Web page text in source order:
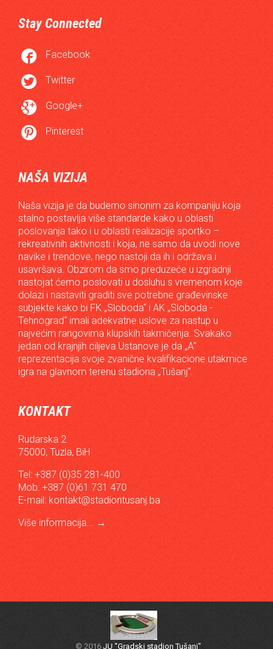
Stay Connected
 Facebook
 Twitter
 Google+
 Pinterest
NAŠA VIZIJA
Naša vizija je da budemo sinonim za kompaniju koja
stalno postavlja više standarde kako u oblasti
poslovanja tako i u oblasti realizacije sportko –
rekreativnih aktivnosti i koja, ne samo da uvodi nove
navike i trendove, nego nastoji da ih i održava i
usavršava. Obzirom da smo preduzeće u izgradnji
nastojat ćemo poslovati u dosluhu s vremenom koje
dolazi i nastaviti graditi sve potrebne građevinske
subjekte kako bi FK „Sloboda“ i AK „Sloboda -
Tehnograd“ imali adekvatne uslove za nastup u
najvećim rangovima klupskih takmičenja. Svakako
jedan od krajnjih ciljeva Ustanove je da „A“
reprezentacija svoje zvanične kvalifikacione utakmice
igra na glavnom terenu stadiona „Tušanj“.
KONTAKT
Rudarska 2
75000, Tuzla, BiH
Tel: +387 (0)35 281-400
Mob: +387 (0)61 731 470
E-mail: kontakt@stadiontusanj.ba
Više informacija... →
© 2016 JU "Gradski stadion Tušanj"